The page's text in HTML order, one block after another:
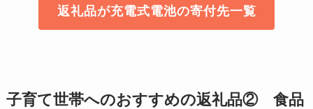
返礼品が充電式電池の寄付先一覧
子育て世帯へのおすすめの返礼品② 食品